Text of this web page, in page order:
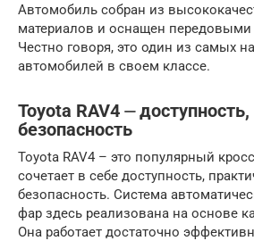
Автомобиль собран из
материалов и оснащен передовыми
Честно говоря, это один из самых
автомобилей в своем классе.
Toyota RAV4 ⏤
безопасность
Toyota RAV4 – это популярный
сочетает в себе доступность,
безопасность. Система
фар здесь реализована на основе
Она работает достаточно